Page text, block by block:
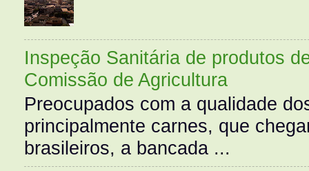
Inspeção Sanitária de produtos
Comissão de Agricultura
Preocupados com a qualidade
principalmente carnes, que
brasileiros, a bancada ...